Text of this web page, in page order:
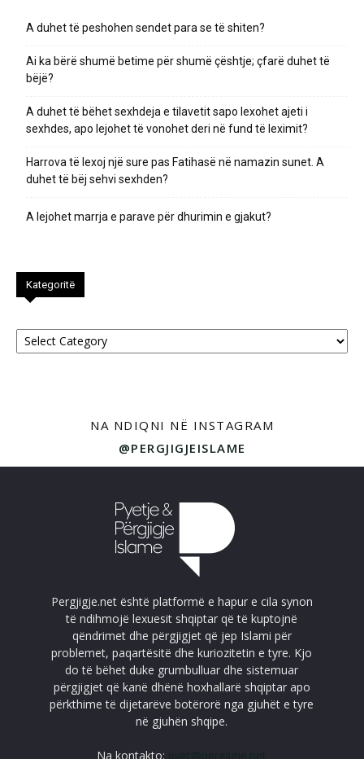
A duhet të peshohen sendet para se të shiten?
Ai ka bërë shumë betime për shumë çështje; çfarë duhet të
bëjë?
A duhet të bëhet sexhdeja e tilavetit sapo lexohet ajeti i
sexhdes, apo lejohet të vonohet deri në fund të leximit?
Harrova të lexoj një sure pas Fatihasë në namazin sunet. A
duhet të bëj sehvi sexhden?
A lejohet marrja e parave për dhurimin e gjakut?
Kategoritë
Kategoritë
NA NDIQNI NË INSTAGRAM
@PERGJIGJEISLAME
Pergjigje.net është platformë e hapur e cila synon
të ndihmojë lexuesit shqiptar që të kuptojnë
qëndrimet dhe përgjigjet që jep Islami për
problemet, paqartësitë dhe kuriozitetin e tyre. Kjo
do të bëhet duke grumbulluar dhe sistemuar
përgjigjet që kanë dhënë hoxhallarë shqiptar apo
përkthime të dijetarëve botërorë nga gjuhët e tyre
në gjuhën shqipe.
Na kontakto: